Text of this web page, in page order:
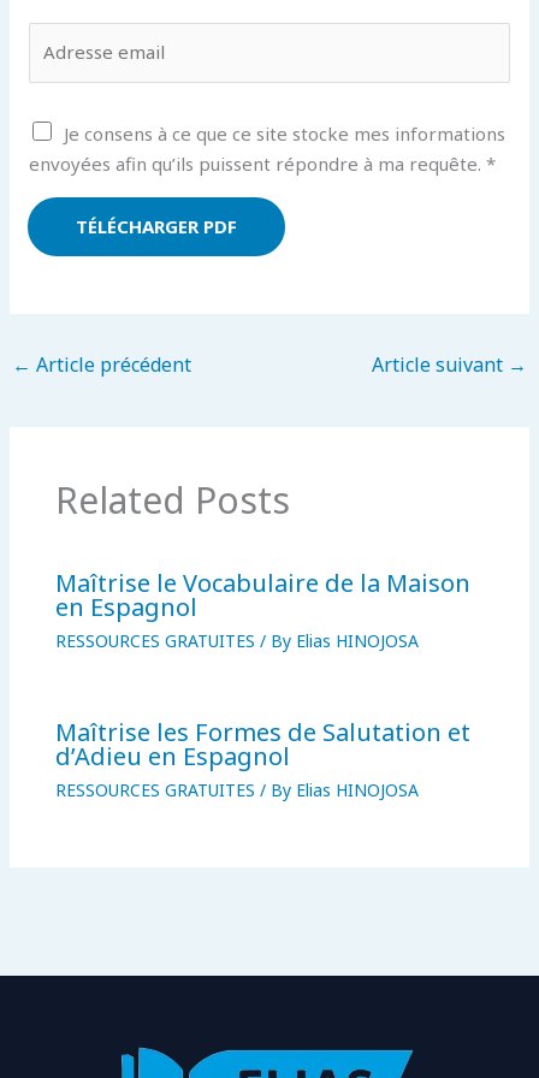
e
A
c
r
d
E
m
m
i
l
A
c
o
r
P
Je consens à ce que ce site stocke mes informations
envoyées afin qu’ils puissent répondre à ma requête.*
TÉLÉCHARGER PDF
← Article précédent Article suivant →
Related Posts
Maîtrise le Vocabulaire de la Maison
en Espagnol
RESSOURCES GRATUITES / By Elias HINOJOSA
Maîtrise les Formes de Salutation et
d’Adieu en Espagnol
RESSOURCES GRATUITES / By Elias HINOJOSA